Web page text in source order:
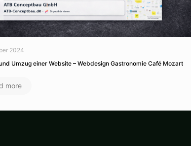
2024
Umzug einer Website – Webdesign Gastronomie Café Mozart
more